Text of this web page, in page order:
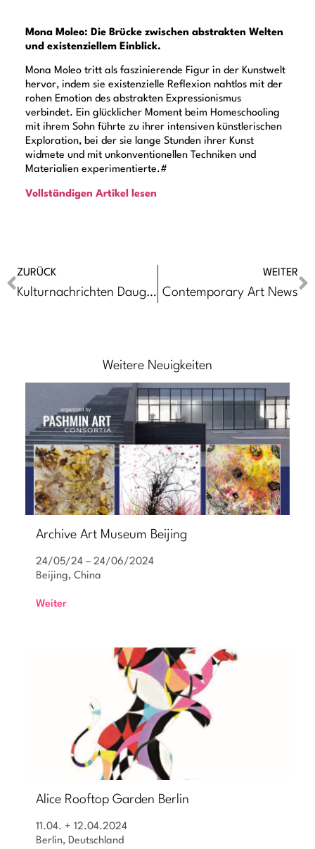
Mona Moleo: Die Brücke zwischen abstrakten Welten
und existenziellem Einblick.
Mona Moleo tritt als faszinierende Figur in der Kunstwelt
hervor, indem sie existenzielle Reflexion nahtlos mit der
rohen Emotion des abstrakten Expressionismus
verbindet. Ein glücklicher Moment beim Homeschooling
mit ihrem Sohn führte zu ihrer intensiven künstlerischen
Exploration, bei der sie lange Stunden ihrer Kunst
widmete und mit unkonventionellen Techniken und
Materialien experimentierte.#
Vollständigen Artikel lesen
ZURÜCK
Kulturnachrichten Daugavpils
WEITER
Contemporary Art News
Weitere Neuigkeiten
Archive Art Museum Beijing
24/05/24 – 24/06/2024
Beijing, China
Weiter
Alice Rooftop Garden Berlin
11.04. + 12.04.2024
Berlin, Deutschland